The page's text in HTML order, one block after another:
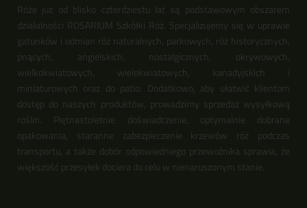
Róże już od blisko czterdziestu lat są podstawowym obszarem
działalności ROSARIUM Szkółki Róż. Specjalizujemy się w uprawie
gatunków i odmian róż naturalnych, parkowych, róż historycznych,
pnących, angielskich, nostalgicznych, okrywowych,
wielkokwiatowych, wielokwiatowych, kanadyjskich i
miniaturowych oraz do patio. Dodatkowo, aby ułatwić klientom
dostęp do naszych produktów, prowadzimy sprzedaż wysyłkową
roślin. Piętnastoletnie doświadczenie, optymalnie dobrane
opakowania, staranne zabezpieczenie krzewów róż podczas
transportu, a także dobór odpowiedniego przewoźnika sprawia, że
większość przesyłek dociera do celu w nienaruszonym stanie.